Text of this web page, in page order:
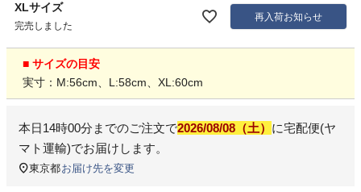
XLサイズ
完売しました
再入荷お知らせ
■ サイズの目安
実寸：M:56cm、L:58cm、XL:60cm
本日14時00分 までのご注文で2026/08/08（土） に宅配便(ヤ
マト運輸)でお届けします。
東京都お届け先を変更